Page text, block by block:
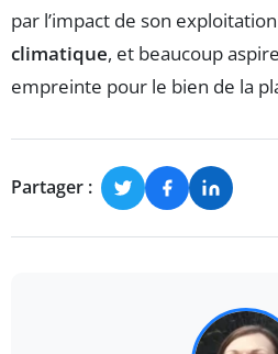
par l’impact de son
climatique, et beaucoup
empreinte pour le bien de la
Partager :